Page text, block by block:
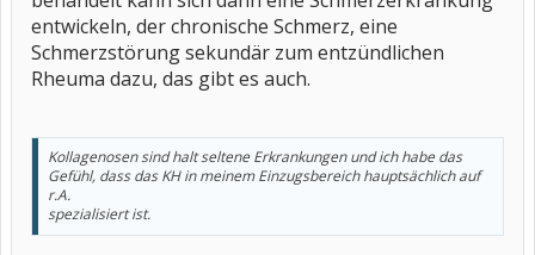
entwickeln, der chronische Schmerz, eine
Schmerzstörung sekundär zum entzündlichen
Rheuma dazu, das gibt es auch.
Kollagenosen sind halt seltene Erkrankungen und ich habe das
Gefühl, dass das KH in meinem Einzugsbereich hauptsächlich auf
r.A.
spezialisiert ist.